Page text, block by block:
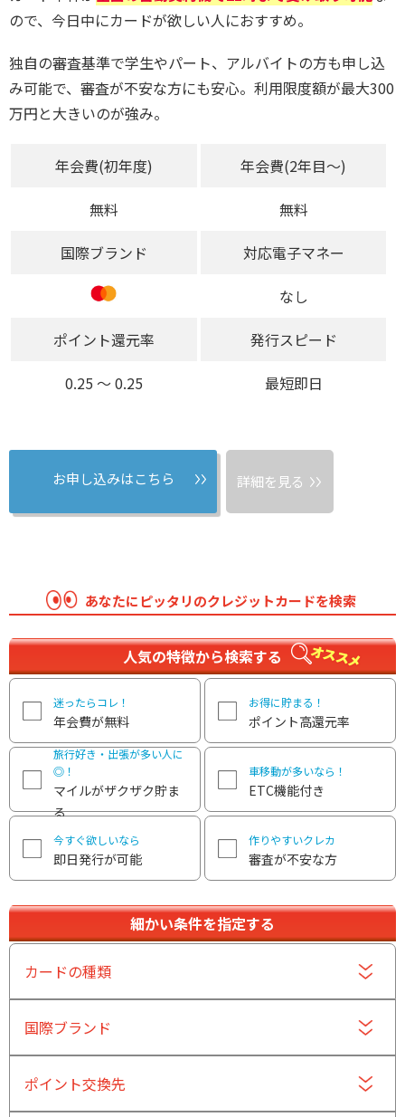
ので、今日中にカードが欲しい人におすすめ。
独自の審査基準で学生やパート、アルバイトの方も申し込
み可能で、審査が不安な方にも安心。利用限度額が最大300
万円と大きいのが強み。
年会費(初年度)
無料
年会費(2年目～)
無料
国際ブランド
対応電子マネー
なし
ポイント還元率
0.25 〜 0.25
発行スピード
最短即日
お申し込みはこちら 詳細を見る
あなたにピッタリのクレジットカードを検索
人気の特徴から検索する
迷ったらコレ！
年会費が無料
お得に貯まる！
ポイント高還元率
旅行好き・出張が多い人に
◎！
マイルがザクザク貯ま
る
車移動が多いなら！
ETC機能付き
今すぐ欲しいなら
即日発行が可能
作りやすいクレカ
審査が不安な方
細かい条件を指定する
カードの種類
国際ブランド
ポイント交換先